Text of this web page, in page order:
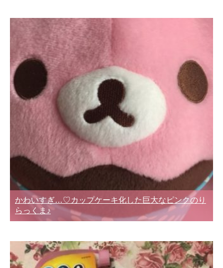
かわいすぎ…♡カップケーキ化した巨大なピンクのり
らっくま♪